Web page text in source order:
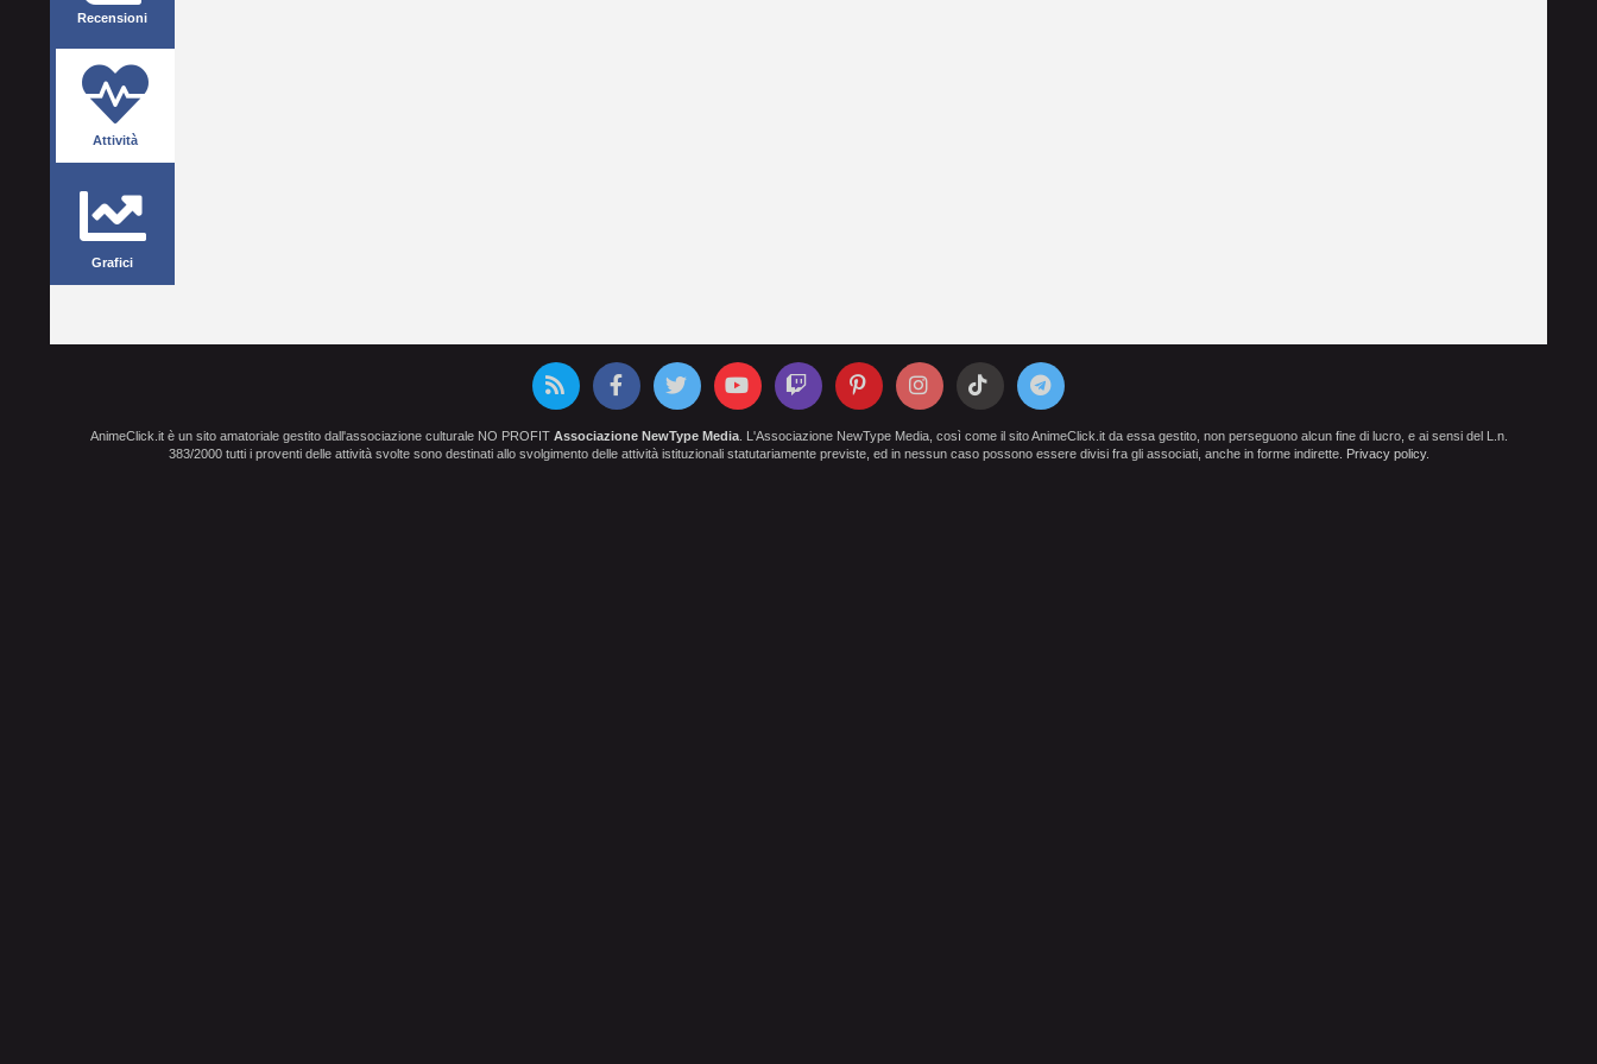
Recensioni
Attività
Grafici
AnimeClick.it è un sito amatoriale gestito dall'associazione culturale NO PROFIT Associazione NewType Media. L'Associazione NewType Media, così come il sito AnimeClick.it da essa gestito, non perseguono alcun fine di lucro, e ai sensi del L.n.
383/2000 tutti i proventi delle attività svolte sono destinati allo svolgimento delle attività istituzionali statutariamente previste, ed in nessun caso possono essere divisi fra gli associati, anche in forme indirette. Privacy policy.